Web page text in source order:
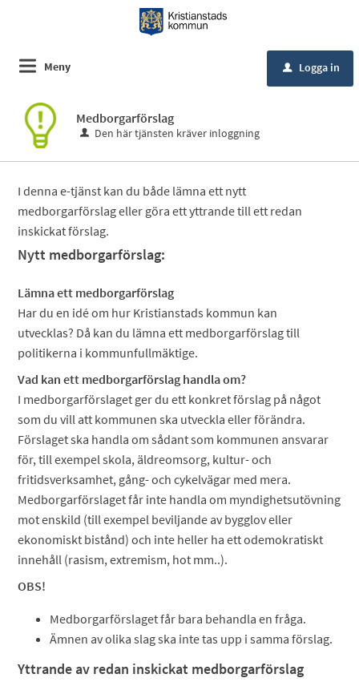
Meny u Logga in
Medborgarförslag
Den här tjänsten kräver inloggning
I denna e-tjänst kan du både lämna ett nytt
medborgarförslag eller göra ett yttrande till ett redan
inskickat förslag.
Nytt medborgarförslag:
Lämna ett medborgarförslag
Har du en idé om hur Kristianstads kommun kan
utvecklas? Då kan du lämna ett medborgarförslag till
politikerna i kommunfullmäktige.
Vad kan ett medborgarförslag handla om?
I medborgarförslaget ger du ett konkret förslag på något
som du vill att kommunen ska utveckla eller förändra.
Förslaget ska handla om sådant som kommunen ansvarar
för, till exempel skola, äldreomsorg, kultur- och
fritidsverksamhet, gång- och cykelvägar med mera.
Medborgarförslaget får inte handla om myndighetsutövning
mot enskild (till exempel beviljande av bygglov eller
ekonomiskt bistånd) och inte heller ha ett odemokratiskt
innehåll (rasism, extremism, hot mm..).
OBS!
Medborgarförslaget får bara behandla en fråga.
Ämnen av olika slag ska inte tas upp i samma förslag.
Yttrande av redan inskickat medborgarförslag